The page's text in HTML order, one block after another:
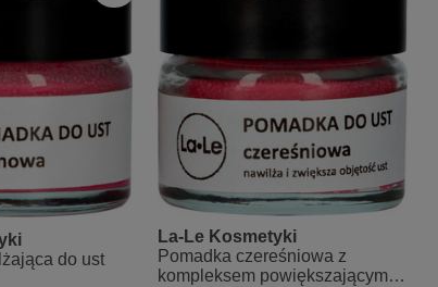
do ust
La-Le Kosmetyki
Pomadka czereśniowa z
kompleksem powiększającym